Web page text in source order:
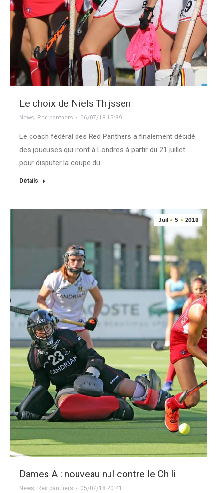
Le choix de Niels Thijssen
News, Red panthers 06/07/18 15:39
Le coach fédéral des Red Panthers a finalement décidé
des joueuses qui iront à Londres à partir du 21 juillet
pour disputer la coupe du…
Détails
Juil 5 2018
Dames A : nouveau nul contre le Chili
News, Red panthers 05/07/18 20:41